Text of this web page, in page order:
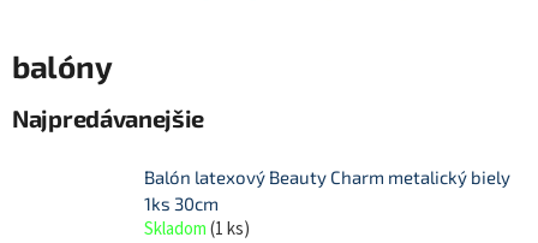
balóny
Najpredávanejšie
Balón latexový Beauty Charm metalický biely
1ks 30cm
Skladom(1 ks)